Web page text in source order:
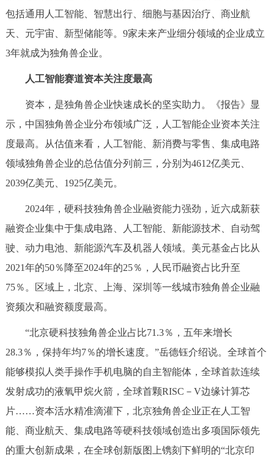
ESPAÑOL العربية PORTUGUÊS
回到顶部
包括通用人工智能、智慧出行、细胞与基因治疗、商业航
天、元宇宙、新型储能等。9家未来产业细分领域的企业成立
3年就成为独角兽企业。
人工智能赛道资本关注度最高
资本，是独角兽企业快速成长的坚实助力。《报告》显
示，中国独角兽企业分布领域广泛，人工智能企业资本关注
度最高。从估值来看，人工智能、新消费与零售、集成电路
领域独角兽企业的总估值分列前三，分别为4612亿美元、
2039亿美元、1925亿美元。
2024年，硬科技独角兽企业融资能力强劲，近六成新获
融资企业集中于集成电路、人工智能、新能源技术、自动驾
驶、动力电池、新能源汽车及机器人领域。美元基金占比从
2021年的50％降至2024年的25％，人民币融资占比升至
75％。区域上，北京、上海、深圳等一线城市独角兽企业融
资频次和融资额度最高。
“北京硬科技独角兽企业占比71.3％，五年来增长
28.3％，保持年均7％的增长速度。”岳德钰介绍说。全球首个
能够模拟人类手操作手机电脑的自主智能体，全球首款连续
发射成功的液氧甲烷火箭，全球首颗RISC－V边缘计算芯
片……资本活水精准滴灌下，北京独角兽企业正在人工智
能、商业航天、集成电路等硬科技领域创造出多项国际领先
的重大创新成果，在全球创新版图上镌刻下鲜明的“北京印